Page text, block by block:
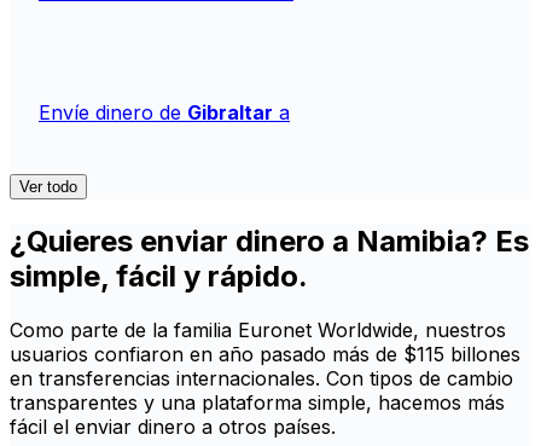
Envíe dinero de Gibraltar a
Ver todo
¿Quieres enviar dinero a Namibia? Es
simple, fácil y rápido.
Como parte de la familia Euronet Worldwide, nuestros
usuarios confiaron en año pasado más de $115 billones
en transferencias internacionales. Con tipos de cambio
transparentes y una plataforma simple, hacemos más
fácil el enviar dinero a otros países.